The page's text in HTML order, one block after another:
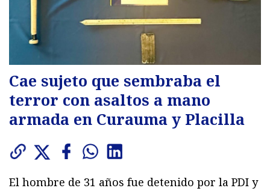
Cae sujeto que sembraba el
terror con asaltos a mano
armada en Curauma y Placilla
El hombre de 31 años fue detenido por la PDI y